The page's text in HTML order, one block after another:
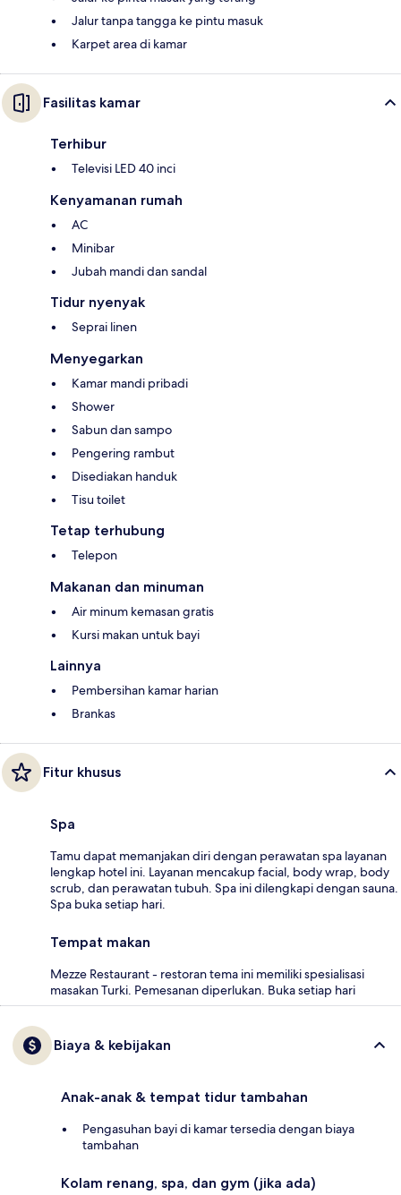
Jalur tanpa tangga ke pintu masuk
Karpet area di kamar
Fasilitas kamar
Terhibur
Televisi LED 40 inci
Kenyamanan rumah
AC
Minibar
Jubah mandi dan sandal
Tidur nyenyak
Seprai linen
Menyegarkan
Kamar mandi pribadi
Shower
Sabun dan sampo
Pengering rambut
Disediakan handuk
Tisu toilet
Tetap terhubung
Telepon
Makanan dan minuman
Air minum kemasan gratis
Kursi makan untuk bayi
Lainnya
Pembersihan kamar harian
Brankas
Fitur khusus
Spa
Tamu dapat memanjakan diri dengan perawatan spa layanan
lengkap hotel ini. Layanan mencakup facial, body wrap, body
scrub, dan perawatan tubuh. Spa ini dilengkapi dengan sauna.
Spa buka setiap hari.
Tempat makan
Mezze Restaurant - restoran tema ini memiliki spesialisasi
masakan Turki. Pemesanan diperlukan. Buka setiap hari
Biaya & kebijakan
Anak-anak & tempat tidur tambahan
Pengasuhan bayi di kamar tersedia dengan biaya
tambahan
Kolam renang, spa, dan gym (jika ada)